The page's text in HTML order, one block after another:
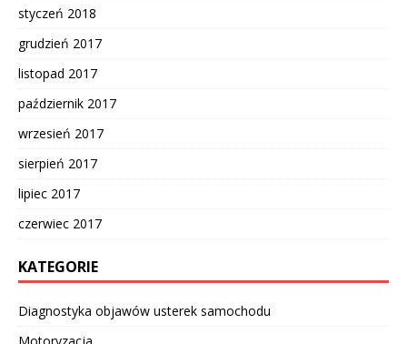
styczeń 2018
grudzień 2017
listopad 2017
październik 2017
wrzesień 2017
sierpień 2017
lipiec 2017
czerwiec 2017
KATEGORIE
Diagnostyka objawów usterek samochodu